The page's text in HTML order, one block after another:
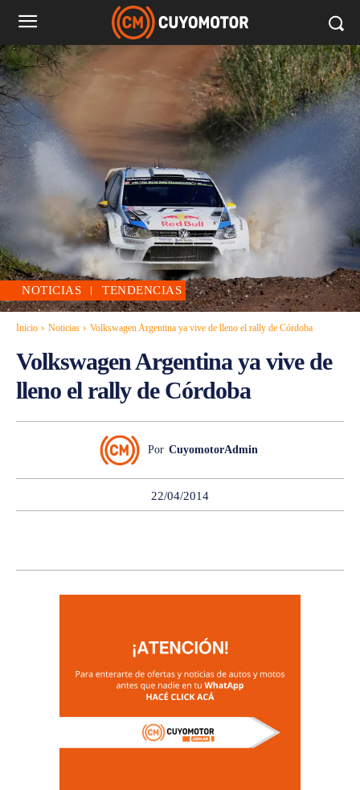
NOTICIAS TENDENCIAS
Inicio Noticias Volkswagen Argentina ya vive de lleno el rally de Córdoba
Volkswagen Argentina ya vive de
lleno el rally de Córdoba
Por CuyomotorAdmin
22/04/2014